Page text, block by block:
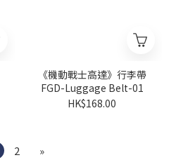
《機動戰士高達》行李帶
FGD-Luggage Belt-01
HK$168.00
2 »